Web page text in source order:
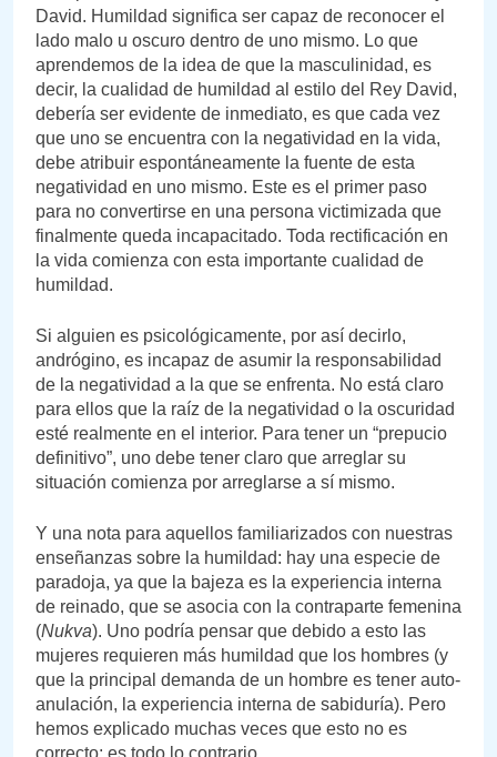
David. Humildad significa ser capaz de reconocer el
lado malo u oscuro dentro de uno mismo. Lo que
aprendemos de la idea de que la masculinidad, es
decir, la cualidad de humildad al estilo del Rey David,
debería ser evidente de inmediato, es que cada vez
que uno se encuentra con la negatividad en la vida,
debe atribuir espontáneamente la fuente de esta
negatividad en uno mismo. Este es el primer paso
para no convertirse en una persona victimizada que
finalmente queda incapacitado. Toda rectificación en
la vida comienza con esta importante cualidad de
humildad.
Si alguien es psicológicamente, por así decirlo,
andrógino, es incapaz de asumir la responsabilidad
de la negatividad a la que se enfrenta. No está claro
para ellos que la raíz de la negatividad o la oscuridad
esté realmente en el interior. Para tener un “prepucio
definitivo”, uno debe tener claro que arreglar su
situación comienza por arreglarse a sí mismo.
Y una nota para aquellos familiarizados con nuestras
enseñanzas sobre la humildad: hay una especie de
paradoja, ya que la bajeza es la experiencia interna
de reinado, que se asocia con la contraparte femenina
(Nukva). Uno podría pensar que debido a esto las
mujeres requieren más humildad que los hombres (y
que la principal demanda de un hombre es tener auto-
anulación, la experiencia interna de sabiduría). Pero
hemos explicado muchas veces que esto no es